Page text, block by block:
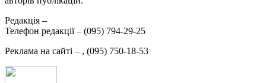
Редакція –
Телефон редакції – (095) 794-29-25
Реклама на сайті – , (095) 750-18-53